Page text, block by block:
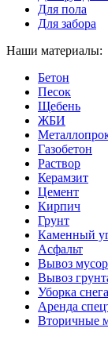
Для пола
Для забора
Наши материалы:
Бетон
Песок
Щебень
ЖБИ
Газобетон
Раствор
Керамзит
Цемент
Кирпич
Грунт
Каменный
Асфальт
Вывоз
Вывоз
Уборка снега
Аренда
Вторичные